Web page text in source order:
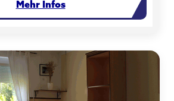
Mehr Infos